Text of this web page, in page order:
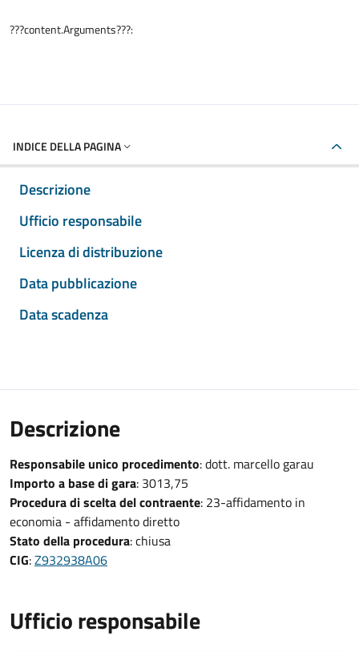
???content.Arguments???:
INDICE DELLA PAGINA
Descrizione
Ufficio responsabile
Licenza di distribuzione
Data pubblicazione
Data scadenza
Descrizione
Responsabile unico procedimento: dott. marcello garau
Importo a base di gara: 3013,75
Procedura di scelta del contraente: 23-affidamento in
economia - affidamento diretto
Stato della procedura: chiusa
CIG:Z932938A06
Ufficio responsabile